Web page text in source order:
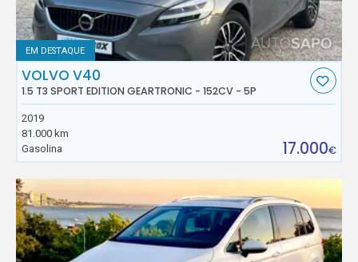
EM DESTAQUE
VOLVO V40
1.5 T3 SPORT EDITION GEARTRONIC - 152CV - 5P
2019
81.000 km
Gasolina
17.000€